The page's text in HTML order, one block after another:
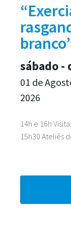
14h e 16h
15h30 Ateliês
sábado -
01 de
2026